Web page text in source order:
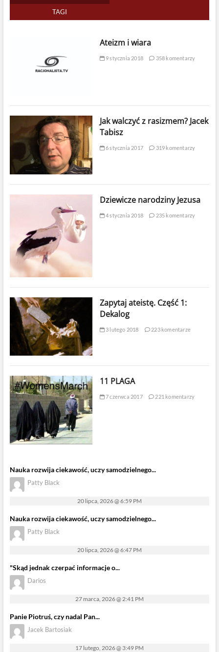
TAGI
Ateizm i wiara
9 stycznia 2018 358 komentarzy
Jak walczyć z rasizmem? Jacek
Tabisz
6 stycznia 2017 319 komentarzy
Dziewicze narodziny Jezusa
4 stycznia 2018 235 komentarzy
Zapytaj ateistę. Część 1:
Dekalog
3 lutego 2018 223 komentarze
11 PLAGA
7 czerwca 2017 221 komentarzy
Nauka rozwija ciekawość, uczy samodzielnego...
Patty Black
20 lipca, 2026 @ 6:59 PM
Nauka rozwija ciekawość, uczy samodzielnego...
Patty Black
20 lipca, 2026 @ 6:47 PM
"Skąd jednak czerpać informacje o...
Darios
27 marca, 2026 @ 2:41 PM
Panie Piotruś, czy nadal Pan...
Jacek Bartosiak
17 lutego, 2026 @ 3:49 PM